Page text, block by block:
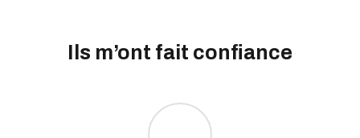
Ils m’ont fait confiance